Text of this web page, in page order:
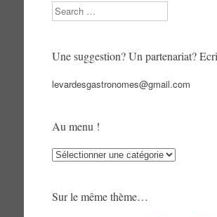
Search
Une suggestion? Un partenariat?
levardesgastronomes@gmail.com
Au menu !
Au
Sur le même thème…